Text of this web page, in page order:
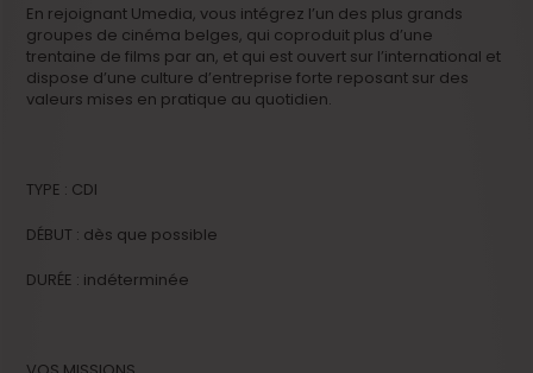
En rejoignant Umedia, vous intégrez l’un des plus grands
groupes de cinéma belges, qui coproduit plus d’une
trentaine de films par an, et qui est ouvert sur l’international et
dispose d’une culture d’entreprise forte reposant sur des
valeurs mises en pratique au quotidien.
TYPE : CDI
DÉBUT : dès que possible
DURÉE : indéterminée